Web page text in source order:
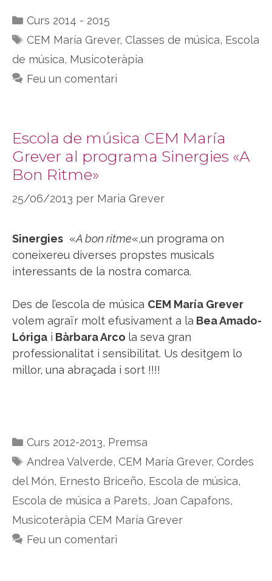
Categories
Curs 2014 - 2015
Etiquetes
CEM María Grever, Classes de música, Escola
de música, Musicoteràpia
Feu un comentari
Escola de música CEM María
Grever al programa Sinergies «A
Bon Ritme»
25/06/2013 per Maria Grever
Sinergies «A bon ritme«,un programa on
coneixereu diverses propstes musicals
interessants de la nostra comarca.
Des de l’escola de música CEM María Grever
volem agraïr molt efusivament a la Bea Amado-
Lóriga i Bàrbara Arco la seva gran
professionalitat i sensibilitat. Us desitgem lo
millor, una abraçada i sort !!!!
Categories
Curs 2012-2013, Premsa
Etiquetes
Andrea Valverde, CEM María Grever, Cordes
del Món, Ernesto Briceño, Escola de música,
Escola de música a Parets, Joan Capafons,
Musicoteràpia CEM María Grever
Feu un comentari